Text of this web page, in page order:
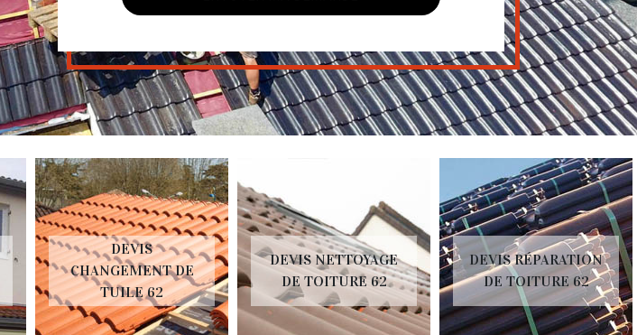
DEVIS
CHANGEMENT DE
TUILE 62
DEVIS NETTOYAGE
DE TOITURE 62
DEVIS RÉPARATION
DE TOITURE 62